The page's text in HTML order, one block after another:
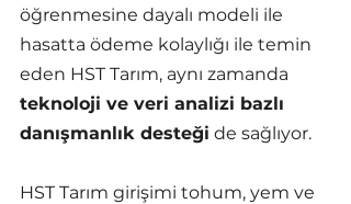
öğrenmesine dayalı modeli ile
hasatta ödeme kolaylığı ile temin
eden HST Tarım, aynı zamanda
teknoloji ve veri analizi bazlı
danışmanlık desteği de sağlıyor.
HST Tarım girişimi tohum, yem ve